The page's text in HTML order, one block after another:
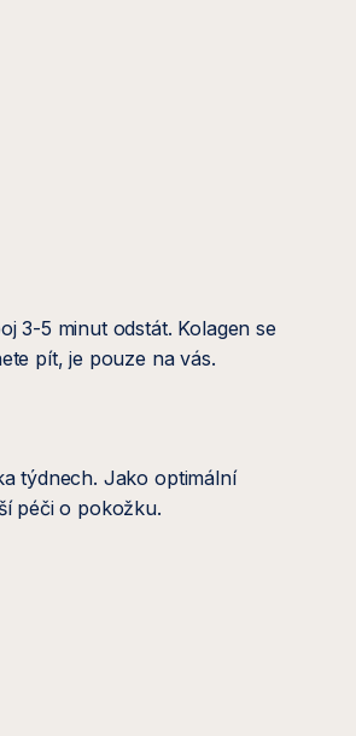
3-5 minut odstát. Kolagen se
pít, je pouze na vás.
týdnech. Jako optimální
péči o pokožku.